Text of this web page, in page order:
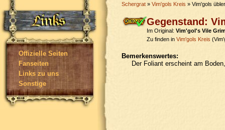
Offizielle Seiten
Fanseiten
Links zu uns
Sonstige
Schergrat » Vim'gols Kreis » Vim'gols
Gegenstand:
Im Original: Vim'gol's Vile
Zu finden in Vim'gols Kreis
Bemerkenswertes:
Der Foliant erscheint am